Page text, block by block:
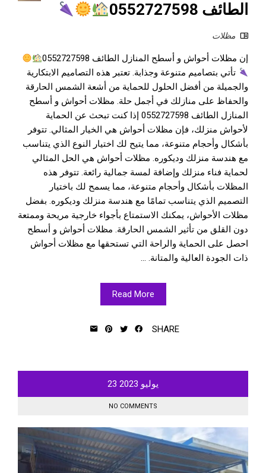
الطائف 0552727598
مظلات
إن مظلات أحواش و أسطح المنازل الطائف 0552727598
تأتي بتصاميم متنوعة وجذابة. تعتبر هذه التصاميم الابتكارية
والجميلة من أفضل الحلول للحماية من أشعة الشمس الحارقة
والحفاظ على منازلك في أجمل حلة. مظلات أحواش و أسطح
المنازل الطائف 0552727598 إذا كنت تبحث عن الحماية
لأحواش منزلك، فإن مظلات أحواش هي الخيار المثالي. تتوفر
بأشكال وأحجام متنوعة، مما يتيح لك اختيار النوع الذي يتناسب
مع هندسة منزلك وديكوره. مظلات أحواش هي الحل المثالي
لحماية فناء منزلك وإضافة لمسة جمالية رائعة. تتوفر هذه
المظلات بأشكال وأحجام متنوعة، مما يسمح لك باختيار
التصميم الذي يتناسب تمامًا مع هندسة منزلك وديكوره. بفضل
مظلات الأحواش، يمكنك الاستمتاع بأجواء خارجية مريحة وممتعة
دون القلق من تأثير الشمس الحارقة. مظلات أحواش و أسطح
احصل على الحماية والراحة التي تستحقها مع مظلات أحواش
ذات الجودة العالية والمتانة. ...
Read More
SHARE
يوليو 23 2023
NO COMMENTS